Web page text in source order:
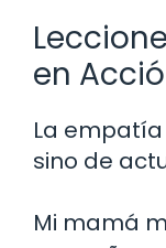
en
La
sino de
Mi mamá